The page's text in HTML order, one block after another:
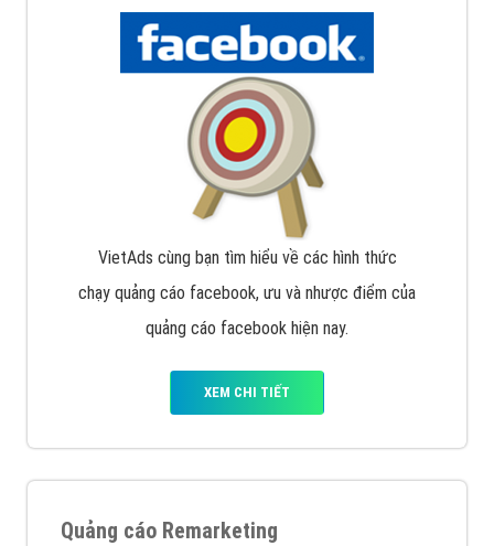
VietAds cùng bạn tìm hiểu về các hình thức
chạy quảng cáo facebook, ưu và nhược điểm của
quảng cáo facebook hiện nay.
XEM CHI TIẾT
Quảng cáo Remarketing